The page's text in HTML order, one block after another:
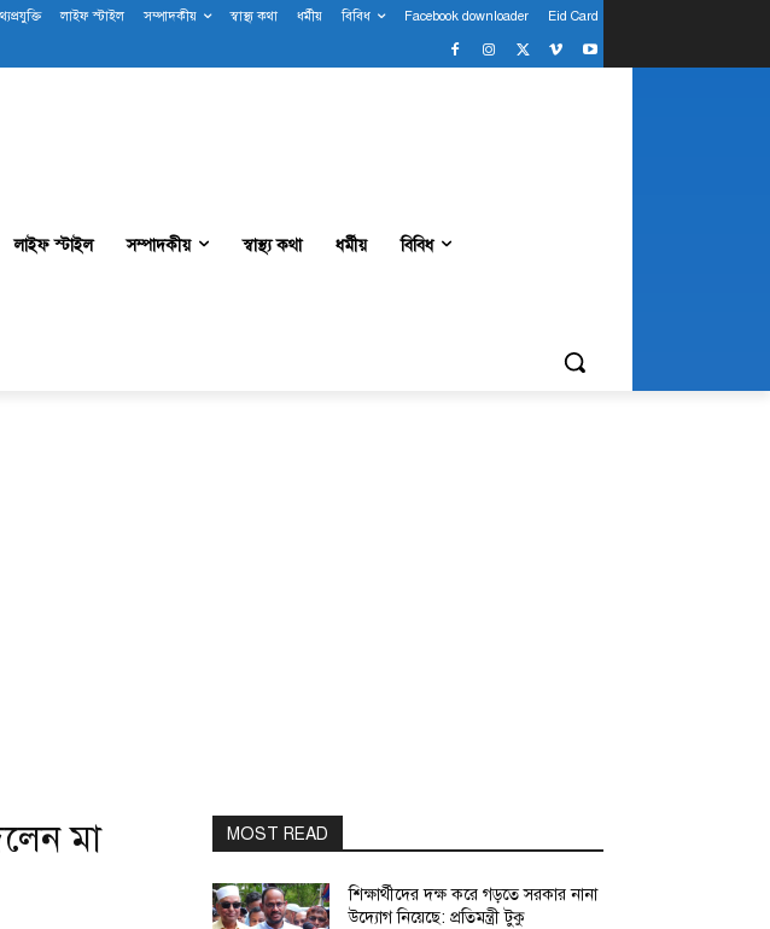
লাইফ স্টাইল সম্পাদকীয় স্বাস্থ্য কথা ধর্মীয় বিবিধ Facebook downloader Eid Card
লাইফ স্টাইল সম্পাদকীয় স্বাস্থ্য কথা ধর্মীয় বিবিধ
মা MOST READ
শিক্ষার্থীদের দক্ষ করে গড়তে সরকার নানা
উদ্যোগ নিয়েছে: প্রতিমন্ত্রী টুকু